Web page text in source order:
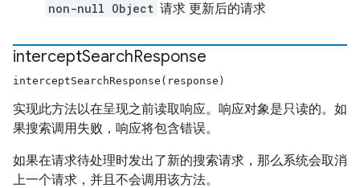
non-null Object 请求 更新后的请求
interceptSearchResponse
interceptSearchResponse(response)
实现此方法以在呈现之前读取响应。响应对象是只读的。如
果搜索调用失败，响应将包含错误。
如果在请求待处理时发出了新的搜索请求，那么系统会取消
上一个请求，并且不会调用该方法。